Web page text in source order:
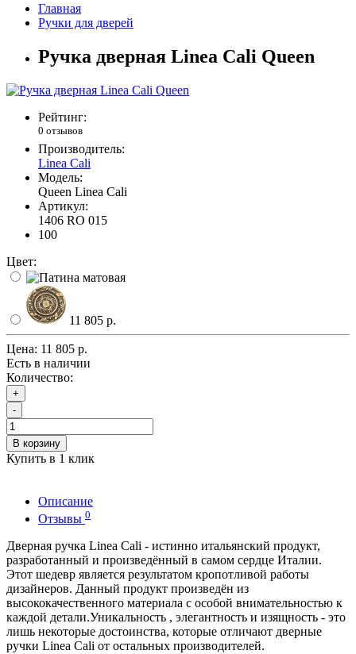
Главная
Ручки для дверей
Ручка дверная Linea Cali Queen
Рейтинг:
0 отзывов
Производитель:
Linea Cali
Модель:
Queen Linea Cali
Артикул:
1406 RO 015
100
Цвет:
11 805 р.
Цена: 11 805 р.
Есть в наличии
Количество:
+
-
В корзину
Купить в 1 клик
Описание
Отзывы 0
Дверная ручка Linea Cali - истинно итальянский продукт,
разработанный и произведённый в самом сердце Италии.
Этот шедевр является результатом кропотливой работы
дизайнеров. Данный продукт произведён из
высококачественного материала с особой внимательностью к
каждой детали.Уникальность , элегантность и изящность - это
лишь некоторые достоинства, которые отличают дверные
ручки Linea Cali от остальных производителей.